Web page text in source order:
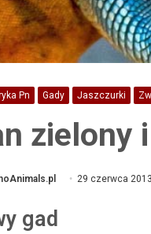
Pn Gady Jaszczurki
zielony
29 czerwca 2013
gad